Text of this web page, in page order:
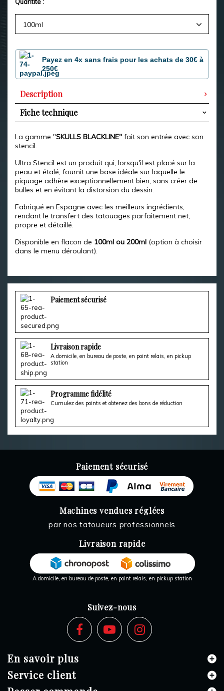
100ml
Payez en 4x sans frais pour les achats de 30€ à
250€
Description
Fiche technique
La gamme "SKULLS BLACKLINE" fait son entrée avec son
stencil.
Ultra Stencil est un produit qui, lorsqu'il est placé sur la
peau et étalé, fournit une base idéale sur laquelle le
piquage adhère exceptionnellement bien, sans créer de
bulles et en évitant la distorsion du dessin.
Fabriqué en Espagne avec les meilleurs ingrédients,
rendant le transfert des tatouages ​​parfaitement net,
propre et détaillé.
Disponible en flacon de 100ml ou 200ml (option à choisir
dans le menu déroulant).
Paiement sécurisé
Livraison rapide
A domicile, en bureau de poste, en point relais, en pickup
station
Programme fidélité
Cumulez des points et obtenez des bons de réduction
Paiement sécurisé
Machines vendues réglées
par nos tatoueurs professionnels
Livraison rapide
A domicile, en bureau de poste, en point relais, en pickup station
Suivez-nous
En savoir plus
Service client